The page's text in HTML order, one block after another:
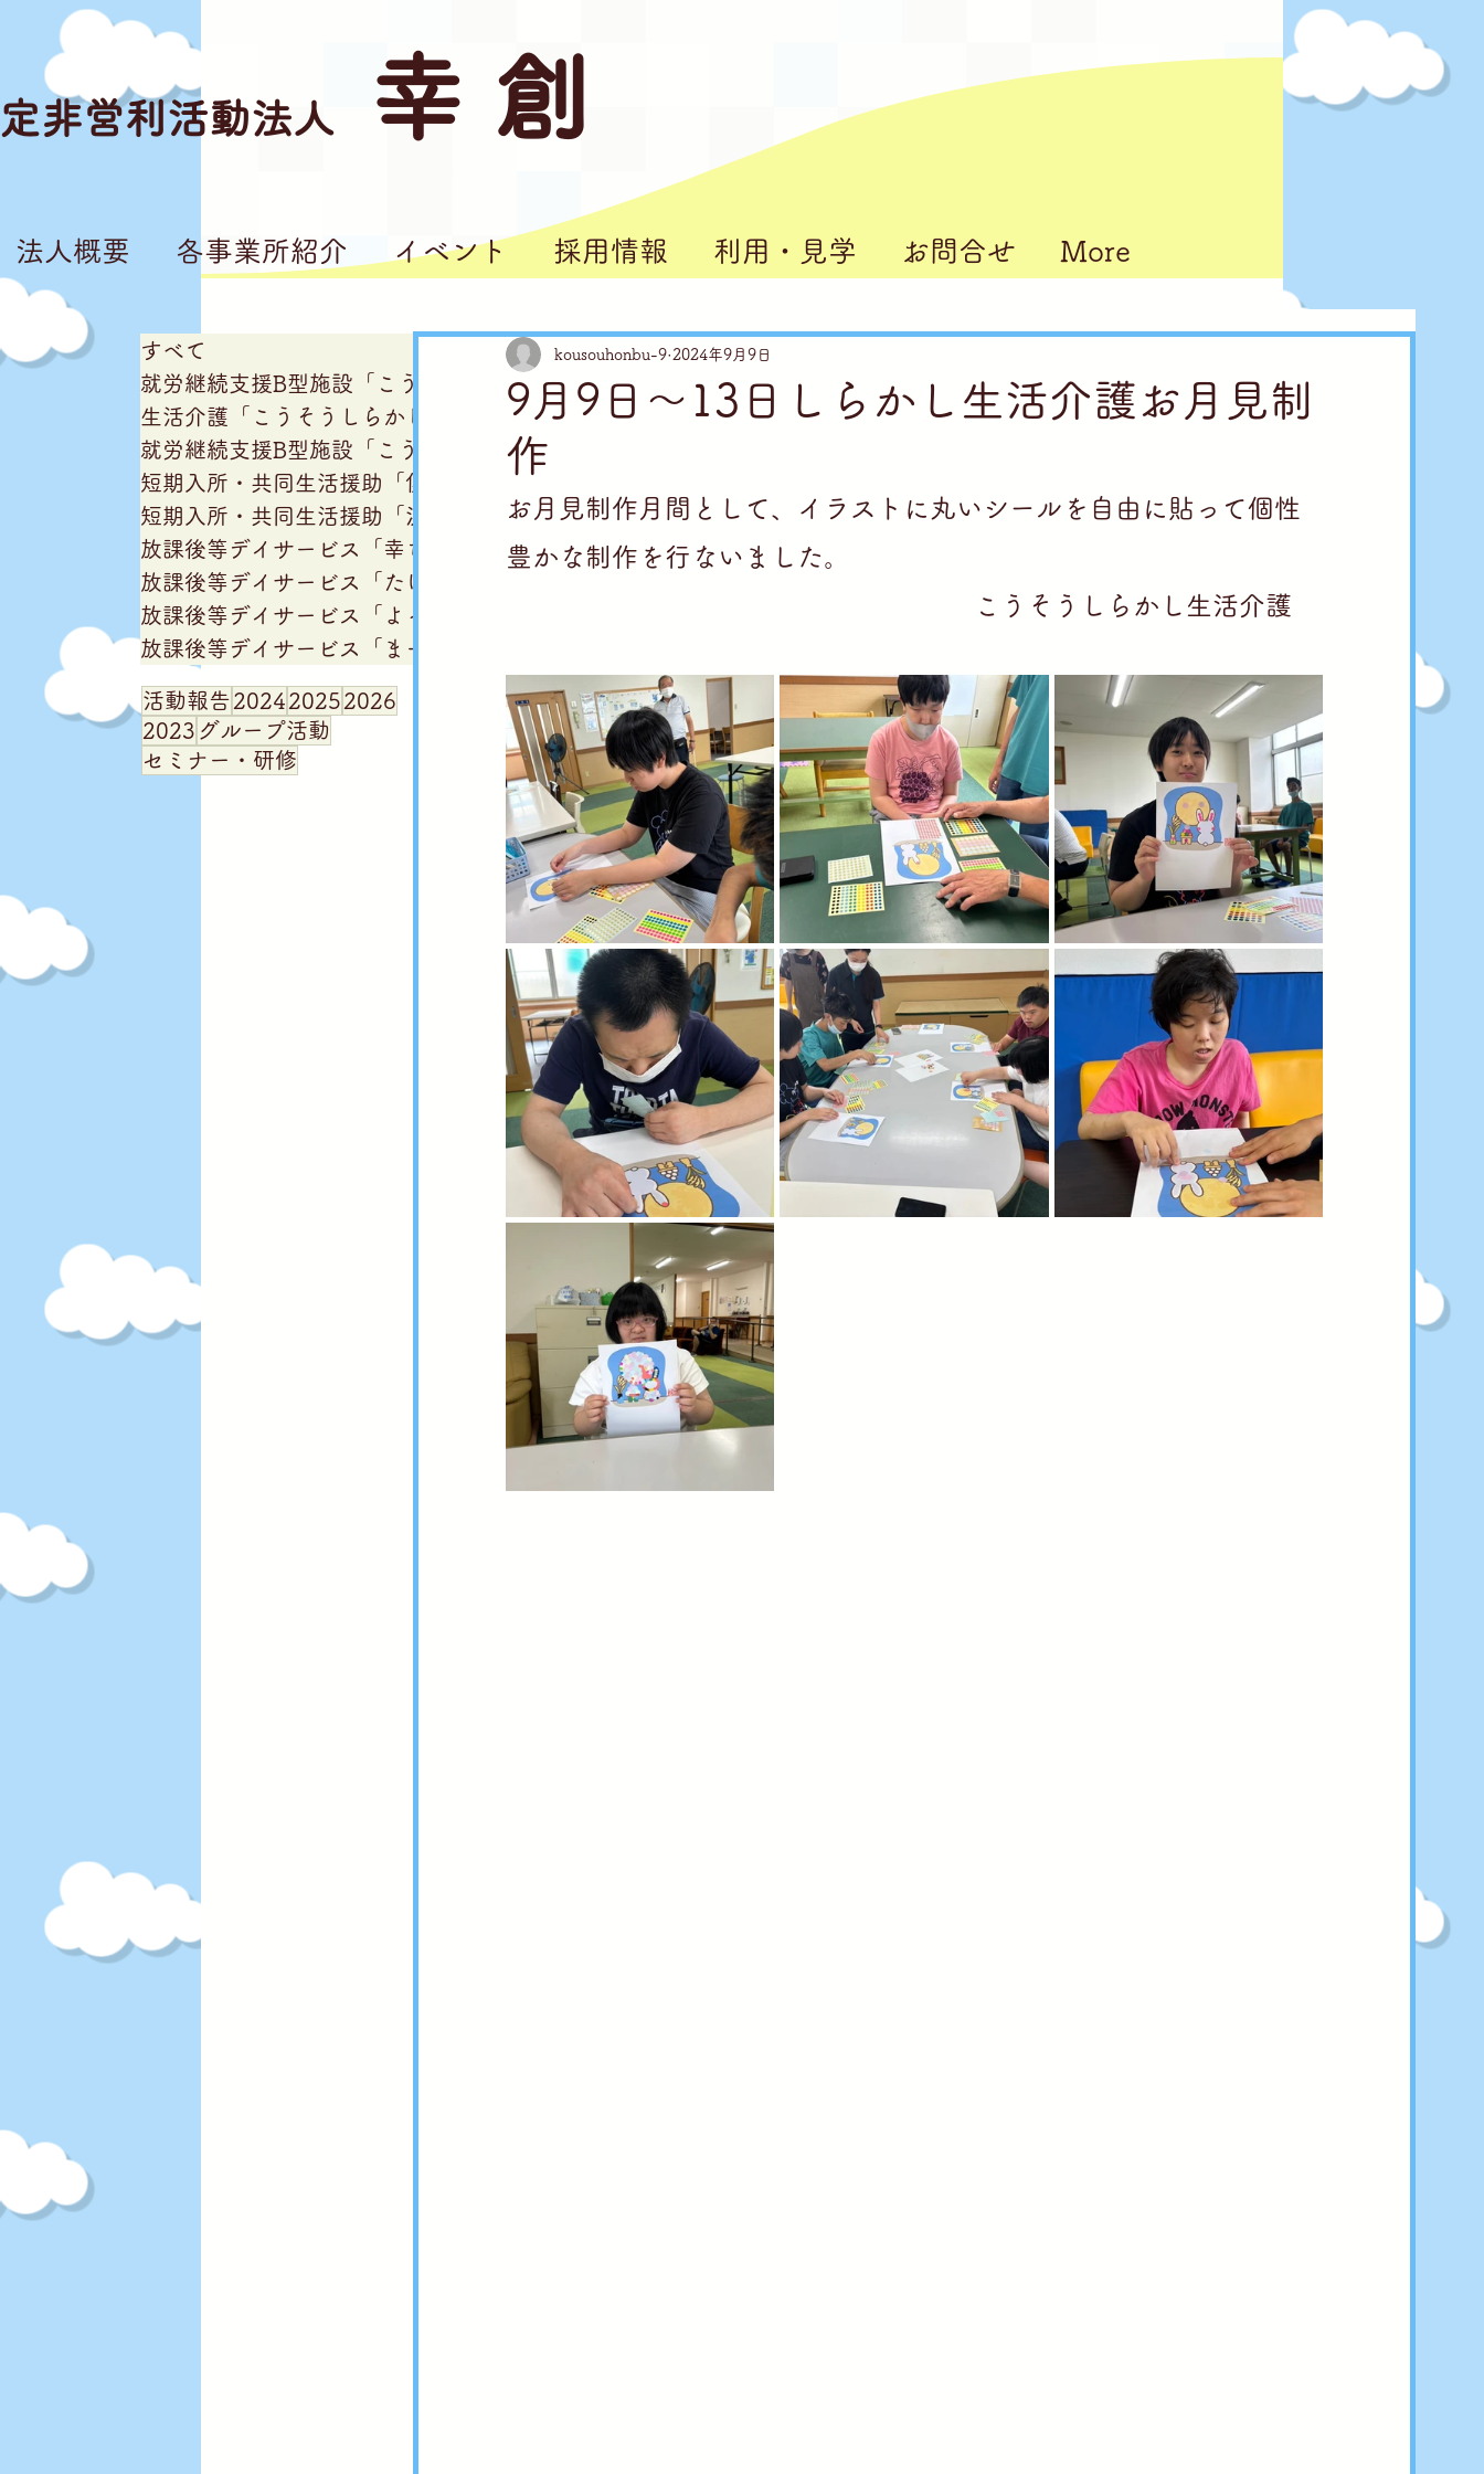
非営利活動法人 幸 創
法人概要 各事業所紹介 イベント 採用情報 利用・見学 お問合せ More
すべて
就労継続支援B型施設「こうそうしらかし台」
生活介護「こうそうしらかし台」
就労継続支援B型施設「こうそう亘理」
短期入所・共同生活援助「僕の家私の家」
短期入所・共同生活援助「浜吉田僕の家私の家」
放課後等デイサービス「幸ちゃん家」
放課後等デイサービス「たけちゃんち」
放課後等デイサービス「よっちゃんち」
放課後等デイサービス「まーちゃんち」
活動報告 2024 2025 2026
2023 グループ活動
セミナー・研修
9月9日～13日しらかし生活介護お月見制
作
kousouhonbu-9 2024年9月9日
お月見制作月間として、イラストに丸いシールを自由に貼って個性
豊かな制作を行ないました。
こうそうしらかし生活介護